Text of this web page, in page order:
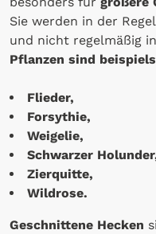
Sie werden in der
und nicht regelmäßig
Pflanzen sind
Flieder,
Forsythie,
Weigelie,
Schwarzer
Zierquitte,
Wildrose.
Geschnittene Hecken